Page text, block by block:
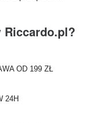
Riccardo.pl?
OD 199 ZŁ
24H